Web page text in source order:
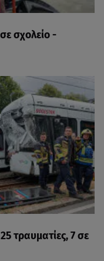
σχολείο -
τραυματίες, 7 σε